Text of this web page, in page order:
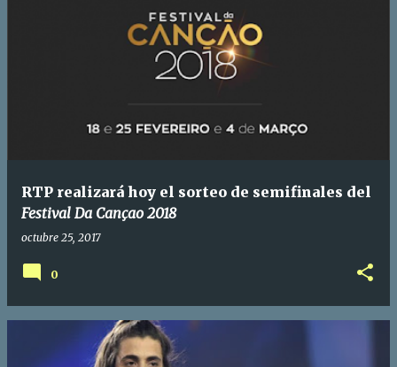
RTP realizará hoy el sorteo de semifinales del
Festival Da Cançao 2018
octubre 25, 2017
0